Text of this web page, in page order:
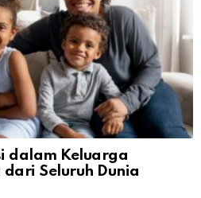
dalam Keluarga
Seluruh Dunia